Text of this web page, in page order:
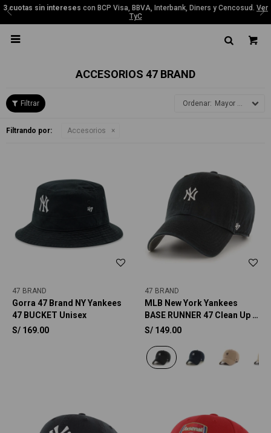
3 cuotas sin intereses con BCP Visa, BBVA, Interbank, Diners y Cencosud. Ver
TyC

ACCESORIOS 47 BRAND
Mayor precio
Filtrando por: Accesorios
47 BRAND
Gorra 47 Brand NY Yankees
47 BUCKET Unisex
S/ 169.00
47 BRAND
MLB New York Yankees
BASE RUNNER 47 Clean Up -
Unisex
S/ 149.00